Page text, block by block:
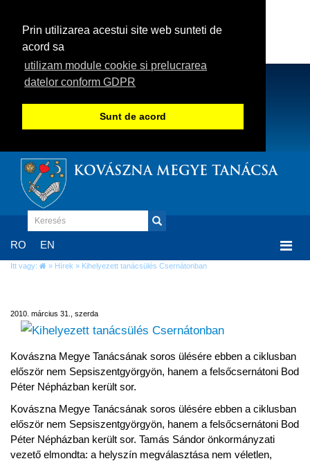
Prin utilizarea acestui site web sunteti de
acord sa
utilizam module cookie si prelucrarea
datelor conform GDPR
Sunt de acord
KOVÁSZNA MEGYE TANÁCSA
RO EN
Itt vagy: » Hírek » Kihelyezett tanácsülés Csernátonban
2010. március 31., szerda
Kovászna Megye Tanácsának soros ülésére ebben a ciklusban
először nem Sepsiszentgyörgyön, hanem a felsőcsernátoni Bod
Péter Népházban került sor.
Kovászna Megye Tanácsának soros ülésére ebben a ciklusban
először nem Sepsiszentgyörgyön, hanem a felsőcsernátoni Bod
Péter Népházban került sor. Tamás Sándor önkormányzati
vezető elmondta: a helyszín megválasztása nem véletlen,